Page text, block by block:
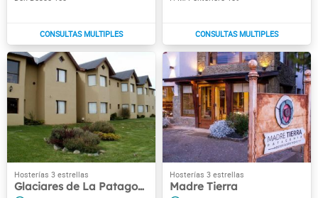
Glaciares de La Patagonia Madre Tierra